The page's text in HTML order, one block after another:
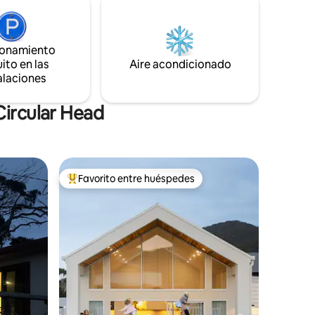
única
aprovechar el espacio al máximo para
que sea cómodo y relajante.
en las
Aire acondicionado
Head
Favorito entre huéspedes preferido
Favorito entre huéspedes